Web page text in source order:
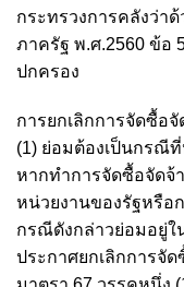
กระทรวงการคลังว่า
ภาครัฐ พ.ศ.2560 ข้อ
ปกครอง
การยกเลิกการจัดซื้อ
(1) ย่อมต้องเป็นกรณี
หากทำการจัดซื้อจัดจ้
หน่วยงานของรัฐหรือ
กรณีดังกล่าวย่อมอยู่ใ
ประกาศยกเลิกการจั